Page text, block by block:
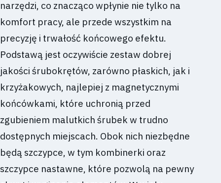
narzędzi, co znacząco wpłynie nie tylko na
komfort pracy, ale przede wszystkim na
precyzję i trwałość końcowego efektu.
Podstawą jest oczywiście zestaw dobrej
jakości śrubokrętów, zarówno płaskich, jak i
krzyżakowych, najlepiej z magnetycznymi
końcówkami, które uchronią przed
zgubieniem malutkich śrubek w trudno
dostępnych miejscach. Obok nich niezbędne
będą szczypce, w tym kombinerki oraz
szczypce nastawne, które pozwolą na pewny